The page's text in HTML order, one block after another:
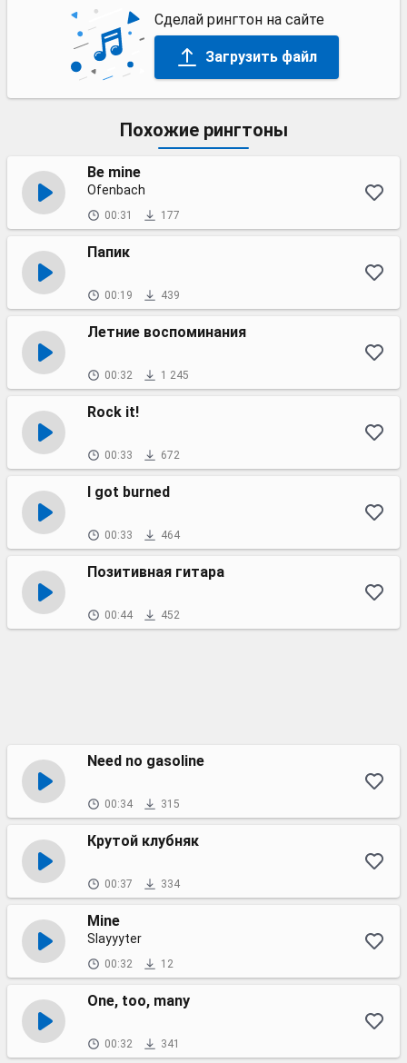
Сделай рингтон на сайте
Загрузить файл
Похожие рингтоны
Be mine
Ofenbach
00:31 177
Папик
00:19 439
Летние воспоминания
00:32 1 245
Rock it!
00:33 672
I got burned
00:33 464
Позитивная гитара
00:44 452
Need no gasoline
00:34 315
Крутой клубняк
00:37 334
Mine
Slayyyter
00:32 12
One, too, many
00:32 341